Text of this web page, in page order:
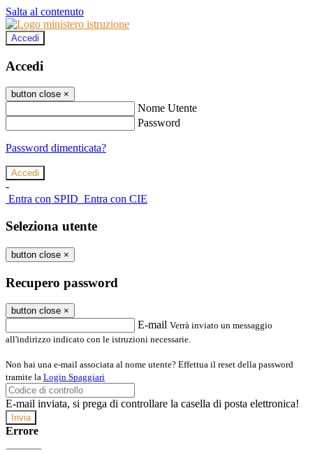
Salta al contenuto
Accedi
Accedi
button close ×
Nome Utente
Password
Password dimenticata?
-
Entra con SPID Entra con CIE
Seleziona utente
button close ×
Recupero password
button close ×
E-mail Verrà inviato un messaggio
all'indirizzo indicato con le istruzioni necessarie.
Non hai una e-mail associata al nome utente? Effettua il reset della password
tramite la Login Spaggiari
E-mail inviata, si prega di controllare la casella di posta elettronica!
Errore